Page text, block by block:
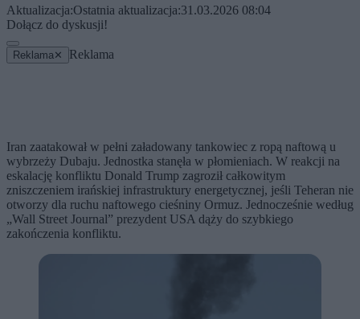
Aktualizacja:Ostatnia aktualizacja:31.03.2026 08:04
Dołącz do dyskusji!
Reklama ✕ Reklama
Iran zaatakował w pełni załadowany tankowiec z ropą naftową u
wybrzeży Dubaju. Jednostka stanęła w płomieniach. W reakcji na
eskalację konfliktu Donald Trump zagroził całkowitym
zniszczeniem irańskiej infrastruktury energetycznej, jeśli Teheran nie
otworzy dla ruchu naftowego cieśniny Ormuz. Jednocześnie według
„Wall Street Journal” prezydent USA dąży do szybkiego
zakończenia konfliktu.